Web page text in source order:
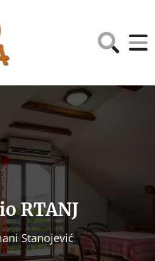
RTANJ
Stanojević